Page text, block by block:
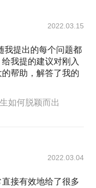
2022.03.15
我提出的每个问题都
我提的建议对刚入
帮助，解答了我的
如何脱颖而出
2022.03.04
接有效地给了很多